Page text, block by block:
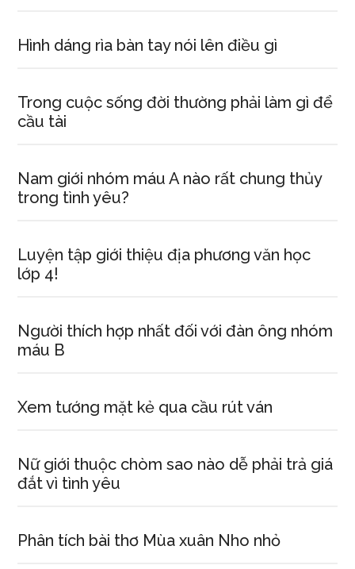
Hình dáng rìa bàn tay nói lên điều gì
Trong cuộc sống đời thường phải làm gì để
cầu tài
Nam giới nhóm máu A nào rất chung thủy
trong tình yêu?
Luyện tập giới thiệu địa phương văn học
lớp 4!
Người thích hợp nhất đối với đàn ông nhóm
máu B
Xem tướng mặt kẻ qua cầu rút ván
Nữ giới thuộc chòm sao nào dễ phải trả giá
đắt vì tình yêu
Phân tích bài thơ Mùa xuân Nho nhỏ